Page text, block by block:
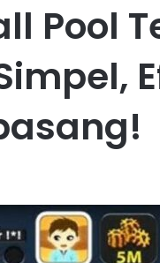
Pool